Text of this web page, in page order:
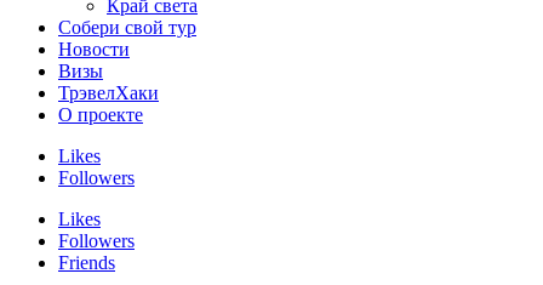
Край света
Собери свой тур
Новости
Визы
ТрэвелХаки
О проекте
Likes
Followers
Likes
Followers
Friends